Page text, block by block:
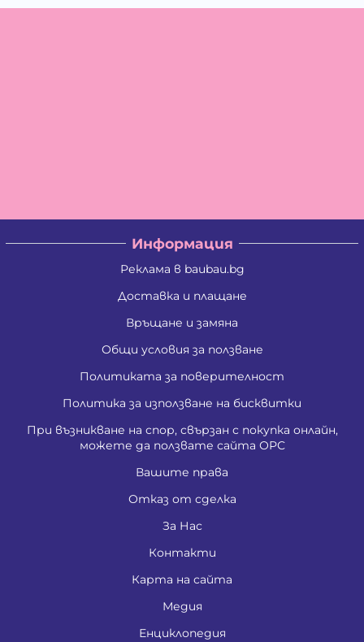
Информация
Реклама в baubau.bg
Доставка и плащане
Връщане и замяна
Общи условия за ползване
Политиката за поверителност
Политика за използване на бисквитки
При възникване на спор, свързан с покупка онлайн,
можете да ползвате сайта ОРС
Вашите права
Отказ от сделка
За Нас
Контакти
Карта на сайта
Медия
Енциклопедия